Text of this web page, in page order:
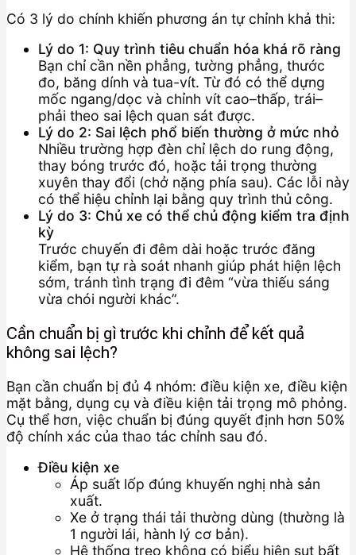
Có 3 lý do chính khiến phương án tự chỉnh khả thi:
Lý do 1: Quy trình tiêu chuẩn hóa khá rõ ràng
Bạn chỉ cần nền phẳng, tường phẳng, thước
đo, băng dính và tua-vít. Từ đó có thể dựng
mốc ngang/dọc và chỉnh vít cao–thấp, trái–
phải theo sai lệch quan sát được.
Lý do 2: Sai lệch phổ biến thường ở mức nhỏ
Nhiều trường hợp đèn chỉ lệch do rung động,
thay bóng trước đó, hoặc tải trọng thường
xuyên thay đổi (chở nặng phía sau). Các lỗi này
có thể hiệu chỉnh lại bằng quy trình thủ công.
Lý do 3: Chủ xe có thể chủ động kiểm tra định
kỳ
Trước chuyến đi đêm dài hoặc trước đăng
kiểm, bạn tự rà soát nhanh giúp phát hiện lệch
sớm, tránh tình trạng đi đêm “vừa thiếu sáng
vừa chói người khác”.
Cần chuẩn bị gì trước khi chỉnh để kết quả
không sai lệch?
Bạn cần chuẩn bị đủ 4 nhóm: điều kiện xe, điều kiện
mặt bằng, dụng cụ và điều kiện tải trọng mô phỏng.
Cụ thể hơn, việc chuẩn bị đúng quyết định hơn 50%
độ chính xác của thao tác chỉnh sau đó.
Điều kiện xe
Áp suất lốp đúng khuyến nghị nhà sản
xuất.
Xe ở trạng thái tải thường dùng (thường là
1 người lái, hành lý cơ bản).
Hệ thống treo không có biểu hiện sụt bất